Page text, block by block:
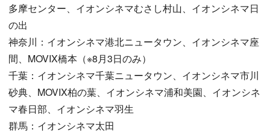
多摩センター、イオンシネマむさし村山、イオンシネマ日
の出
神奈川：イオンシネマ港北ニュータウン、イオンシネマ座
間、MOVIX橋本（※8月3日のみ）
千葉：イオンシネマ千葉ニュータウン、イオンシネマ市川
砂典、MOVIX柏の葉、イオンシネマ浦和美園、イオンシネ
マ春日部、イオンシネマ羽生
群馬：イオンシネマ太田